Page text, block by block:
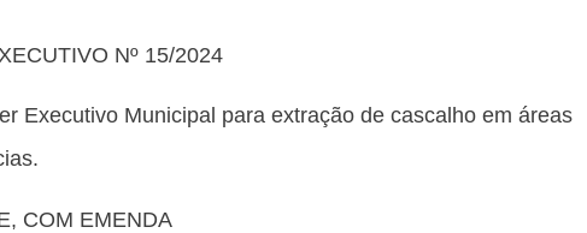
Nº 15/2024
Executivo Municipal para extração de cascalho em áreas
COM EMENDA